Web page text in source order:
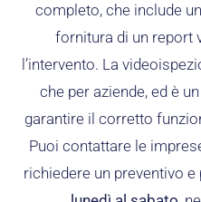
completo, che include
fornitura di un report
l’intervento. La
che per aziende, ed è
garantire il corretto
Puoi contattare le
richiedere un preventivo